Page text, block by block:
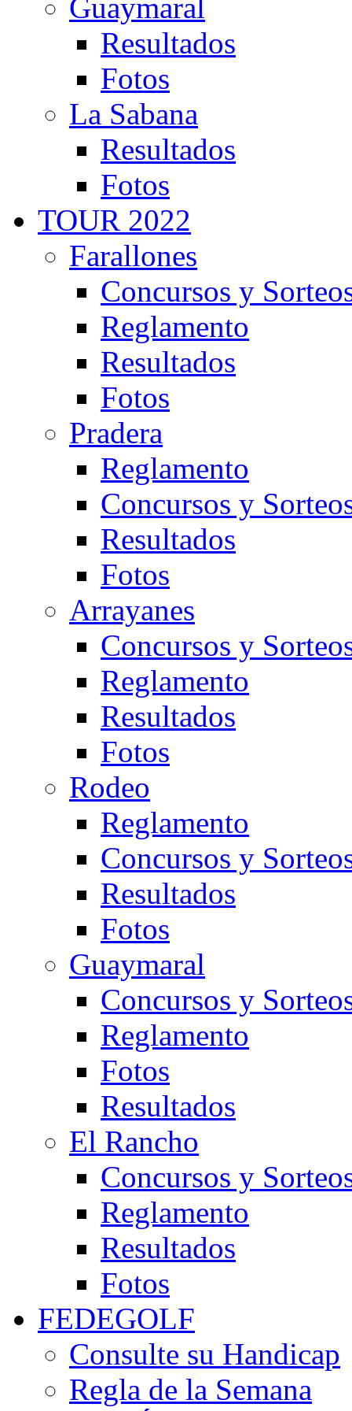
Guaymaral
Resultados
Fotos
La Sabana
Resultados
Fotos
TOUR 2022
Farallones
Concursos y
Reglamento
Resultados
Fotos
Pradera
Reglamento
Concursos y
Resultados
Fotos
Arrayanes
Concursos y
Reglamento
Resultados
Fotos
Rodeo
Reglamento
Concursos y
Resultados
Fotos
Guaymaral
Concursos y
Reglamento
Fotos
Resultados
El Rancho
Concursos y
Reglamento
Resultados
Fotos
FEDEGOLF
Consulte su Handicap
Regla de la Semana